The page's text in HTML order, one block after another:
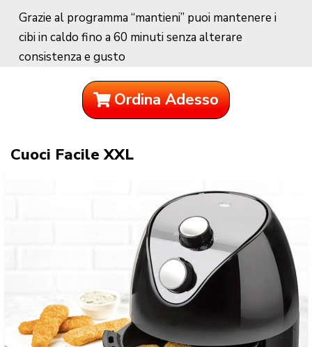
Grazie al programma “mantieni” puoi mantenere i
cibi in caldo fino a 60 minuti senza alterare
consistenza e gusto
Ordina Adesso
Cuoci Facile XXL